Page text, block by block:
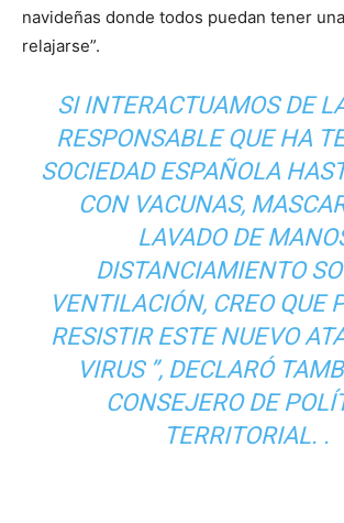
navideñas donde todos puedan tener
relajarse”.
SI INTERACTUAMOS DE
RESPONSABLE QUE HA
SOCIEDAD ESPAÑOLA
CON VACUNAS,
LAVADO DE
DISTANCIAMIENTO
VENTILACIÓN, CREO QUE
RESISTIR ESTE NUEVO
VIRUS ”, DECLARÓ
CONSEJERO DE
TERRITORIAL. .